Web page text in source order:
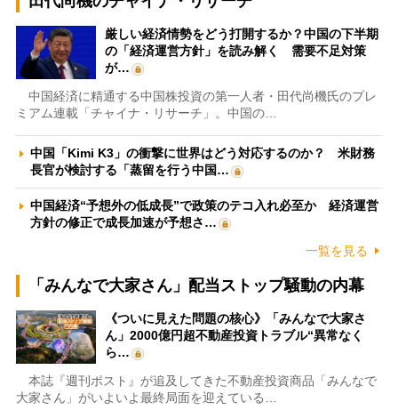
厳しい経済情勢をどう打開するか？中国の下半期
の「経済運営方針」を読み解く 需要不足対策
が…
中国経済に精通する中国株投資の第一人者・田代尚機氏のプレ
ミアム連載「チャイナ・リサーチ」。中国の…
中国「Kimi K3」の衝撃に世界はどう対応するのか？ 米財務
長官が検討する「蒸留を行う中国…
中国経済“予想外の低成長”で政策のテコ入れ必至か 経済運営
方針の修正で成長加速が予想さ…
一覧を見る
「みんなで大家さん」配当ストップ騒動の内幕
《ついに見えた問題の核心》「みんなで大家さ
ん」2000億円超不動産投資トラブル“異常なく
ら…
本誌『週刊ポスト』が追及してきた不動産投資商品「みんなで
大家さん」がいよいよ最終局面を迎えている…